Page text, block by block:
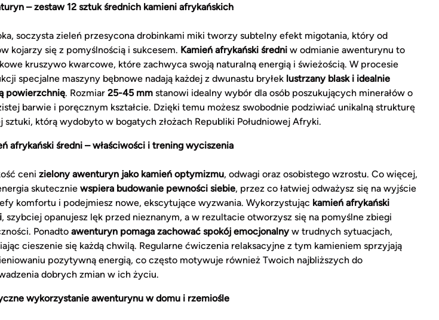
– zestaw 12 sztuk średnich kamieni afrykańskich
soczysta zieleń przesycona drobinkami miki tworzy subtelny efekt migotania, który od
kojarzy się z pomyślnością i sukcesem. Kamień afrykański średni w odmianie awenturynu to
kruszywo kwarcowe, które zachwyca swoją naturalną energią i świeżością. W procesie
specjalne maszyny bębnowe nadają każdej z dwunastu bryłek lustrzany blask i idealnie
powierzchnię. Rozmiar 25-45 mm stanowi idealny wybór dla osób poszukujących minerałów o
barwie i poręcznym kształcie. Dzięki temu możesz swobodnie podziwiać unikalną strukturę
sztuki, którą wydobyto w bogatych złożach Republiki Południowej Afryki.
afrykański średni – właściwości i trening wyciszenia
ceni zielony awenturyn jako kamień optymizmu, odwagi oraz osobistego wzrostu. Co więcej,
skutecznie wspiera budowanie pewności siebie, przez co łatwiej odważysz się na wyjście
komfortu i podejmiesz nowe, ekscytujące wyzwania. Wykorzystując kamień afrykański
, szybciej opanujesz lęk przed nieznanym, a w rezultacie otworzysz się na pomyślne zbiegi
Ponadto awenturyn pomaga zachować spokój emocjonalnyw trudnych sytuacjach,
cieszenie się każdą chwilą. Regularne ćwiczenia relaksacyjne z tym kamieniem sprzyjają
pozytywną energią, co często motywuje również Twoich najbliższych do
dobrych zmian w ich życiu.
wykorzystanie awenturynu w domu i rzemiośle